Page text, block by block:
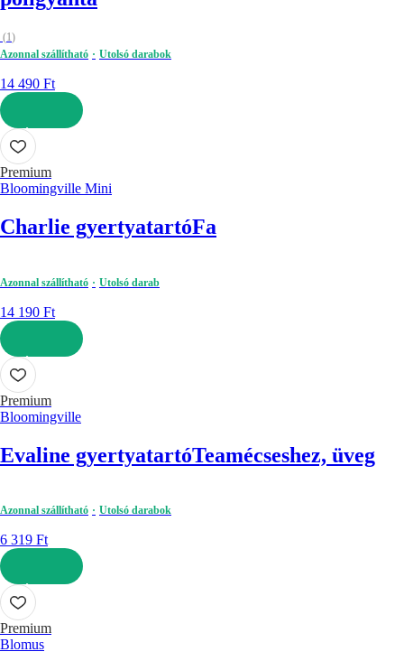
(1)
Azonnal szállítható
Utolsó darabok
14 490 Ft
KOSÁRBA
Premium
Bloomingville Mini
Charlie gyertyatartóFa
Azonnal szállítható Utolsó darab
14 190 Ft
KOSÁRBA
Premium
Bloomingville
Evaline gyertyatartóTeamécseshez, üveg
Azonnal szállítható Utolsó darabok
6 319 Ft
KOSÁRBA
Premium
Blomus